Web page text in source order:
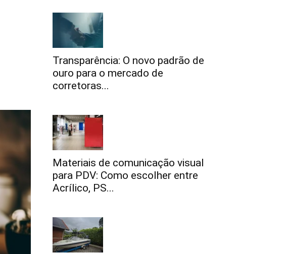
Transparência: O novo padrão de
ouro para o mercado de
corretoras...
Materiais de comunicação visual
para PDV: Como escolher entre
Acrílico, PS...